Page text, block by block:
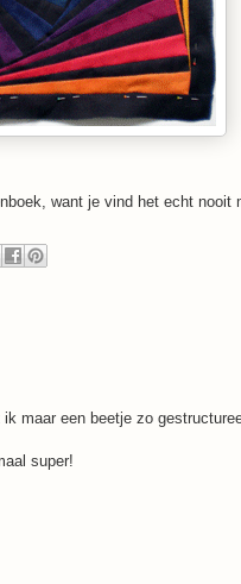
want je vind het echt nooit
maar een beetje zo
super!